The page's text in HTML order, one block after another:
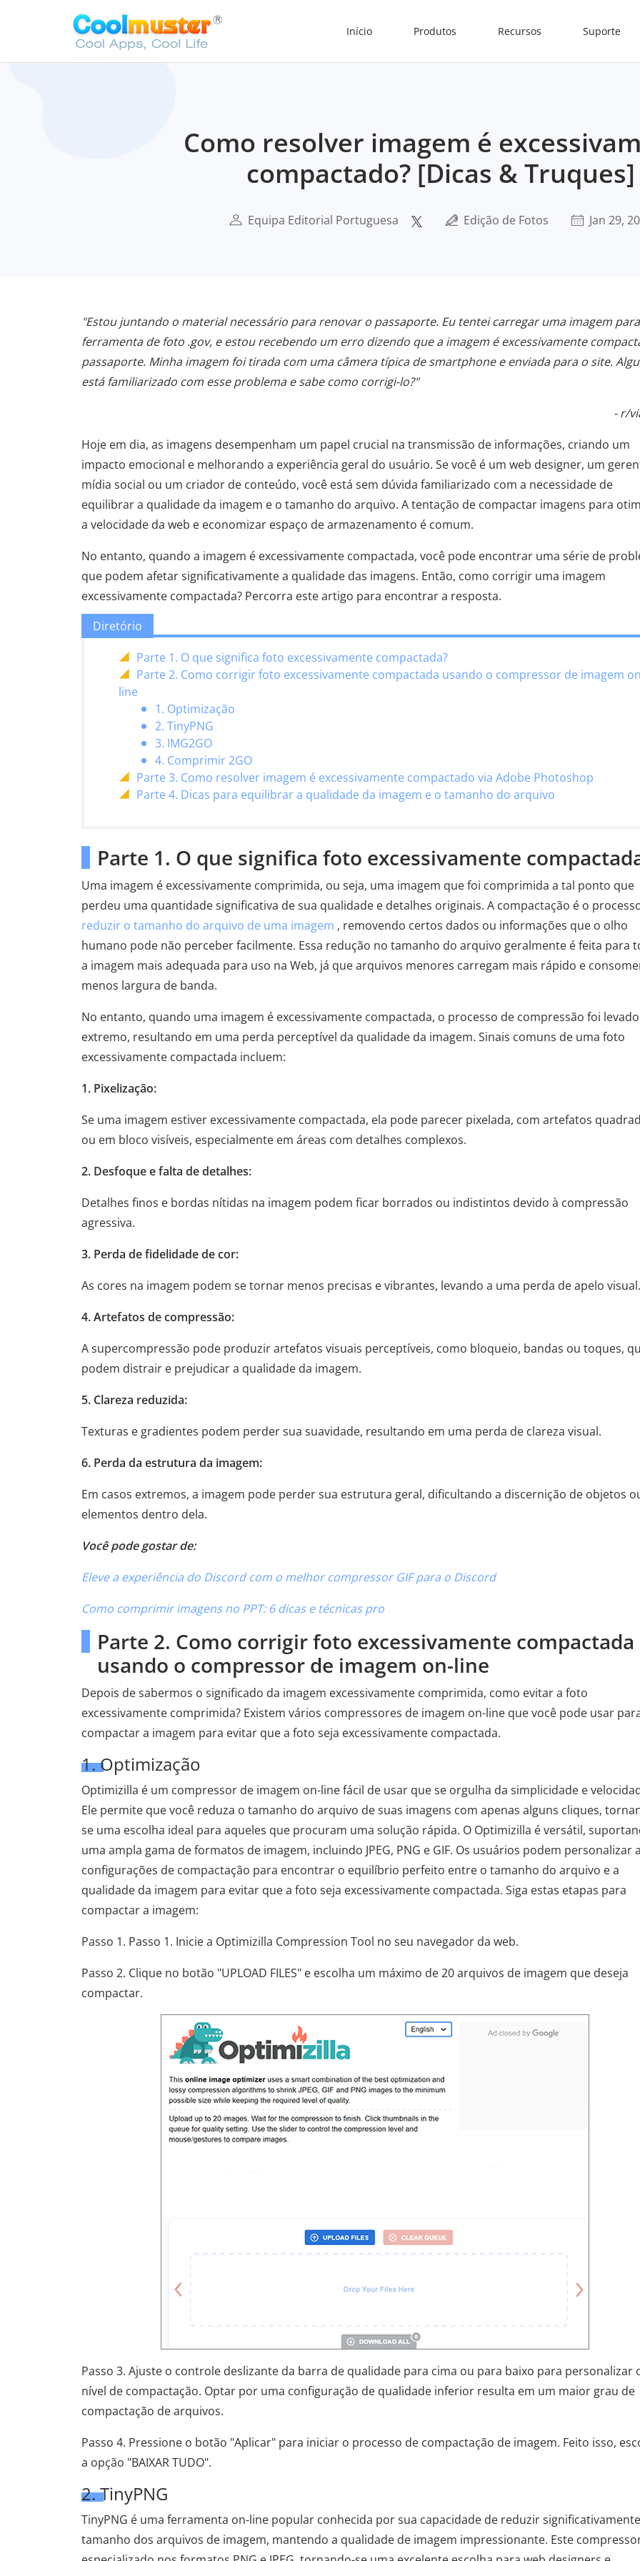
Início Produtos Recursos Suporte
Como resolver imagem é
compactado? [Dicas & Truques]
Equipa Editorial Portuguesa Edição de Fotos Jan 29,
"Estou juntando o material necessário para renovar o passaporte. Eu tentei carregar uma imagem
ferramenta de foto .gov, e estou recebendo um erro dizendo que a imagem é excessivamente
passaporte. Minha imagem foi tirada com uma câmera típica de smartphone e enviada para o site.
está familiarizado com esse problema e sabe como corrigi-lo?"
- r/
Hoje em dia, as imagens desempenham um papel crucial na transmissão de informações, criando um
impacto emocional e melhorando a experiência geral do usuário. Se você é um web designer, um
mídia social ou um criador de conteúdo, você está sem dúvida familiarizado com a necessidade de
equilibrar a qualidade da imagem e o tamanho do arquivo. A tentação de compactar imagens para
a velocidade da web e economizar espaço de armazenamento é comum.
No entanto, quando a imagem é excessivamente compactada, você pode encontrar uma série de
que podem afetar significativamente a qualidade das imagens. Então, como corrigir uma imagem
excessivamente compactada? Percorra este artigo para encontrar a resposta.
Diretório
Parte 1. O que significa foto excessivamente compactada?
Parte 2. Como corrigir foto excessivamente compactada usando o compressor de imagem
line
1. Optimização
2. TinyPNG
3. IMG2GO
4. Comprimir 2GO
Parte 3. Como resolver imagem é excessivamente compactado via Adobe Photoshop
Parte 4. Dicas para equilibrar a qualidade da imagem e o tamanho do arquivo
Parte 1. O que significa foto excessivamente
Uma imagem é excessivamente comprimida, ou seja, uma imagem que foi comprimida a tal ponto que
perdeu uma quantidade significativa de sua qualidade e detalhes originais. A compactação é o
reduzir o tamanho do arquivo de uma imagem , removendo certos dados ou informações que o olho
humano pode não perceber facilmente. Essa redução no tamanho do arquivo geralmente é feita para
a imagem mais adequada para uso na Web, já que arquivos menores carregam mais rápido e
menos largura de banda.
No entanto, quando uma imagem é excessivamente compactada, o processo de compressão foi
extremo, resultando em uma perda perceptível da qualidade da imagem. Sinais comuns de uma foto
excessivamente compactada incluem:
1. Pixelização:
Se uma imagem estiver excessivamente compactada, ela pode parecer pixelada, com artefatos
ou em bloco visíveis, especialmente em áreas com detalhes complexos.
2. Desfoque e falta de detalhes:
Detalhes finos e bordas nítidas na imagem podem ficar borrados ou indistintos devido à compressão
agressiva.
3. Perda de fidelidade de cor:
As cores na imagem podem se tornar menos precisas e vibrantes, levando a uma perda de apelo visual.
4. Artefatos de compressão:
A supercompressão pode produzir artefatos visuais perceptíveis, como bloqueio, bandas ou toques,
podem distrair e prejudicar a qualidade da imagem.
5. Clareza reduzida:
Texturas e gradientes podem perder sua suavidade, resultando em uma perda de clareza visual.
6. Perda da estrutura da imagem:
Em casos extremos, a imagem pode perder sua estrutura geral, dificultando a discernição de objetos
elementos dentro dela.
Você pode gostar de:
Eleve a experiência do Discord com o melhor compressor GIF para o Discord
Como comprimir imagens no PPT: 6 dicas e técnicas pro
Parte 2. Como corrigir foto excessivamente compactada
usando o compressor de imagem on-line
Depois de sabermos o significado da imagem excessivamente comprimida, como evitar a foto
excessivamente comprimida? Existem vários compressores de imagem on-line que você pode usar
compactar a imagem para evitar que a foto seja excessivamente compactada.
1. Optimização
Optimizilla é um compressor de imagem on-line fácil de usar que se orgulha da simplicidade e
Ele permite que você reduza o tamanho do arquivo de suas imagens com apenas alguns cliques,
se uma escolha ideal para aqueles que procuram uma solução rápida. O Optimizilla é versátil,
uma ampla gama de formatos de imagem, incluindo JPEG, PNG e GIF. Os usuários podem personalizar
configurações de compactação para encontrar o equilíbrio perfeito entre o tamanho do arquivo e a
qualidade da imagem para evitar que a foto seja excessivamente compactada. Siga estas etapas para
compactar a imagem:
Passo 1. Passo 1. Inicie a Optimizilla Compression Tool no seu navegador da web.
Passo 2. Clique no botão "UPLOAD FILES" e escolha um máximo de 20 arquivos de imagem que deseja
compactar.
Passo 3. Ajuste o controle deslizante da barra de qualidade para cima ou para baixo para personalizar
nível de compactação. Optar por uma configuração de qualidade inferior resulta em um maior grau de
compactação de arquivos.
Passo 4. Pressione o botão "Aplicar" para iniciar o processo de compactação de imagem. Feito isso,
a opção "BAIXAR TUDO".
2. TinyPNG
TinyPNG é uma ferramenta on-line popular conhecida por sua capacidade de reduzir
tamanho dos arquivos de imagem, mantendo a qualidade de imagem impressionante. Este